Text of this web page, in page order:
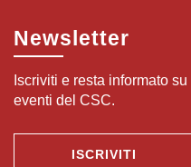
Newsletter
Iscriviti e resta informato
eventi del CSC.
ISCRIVITI